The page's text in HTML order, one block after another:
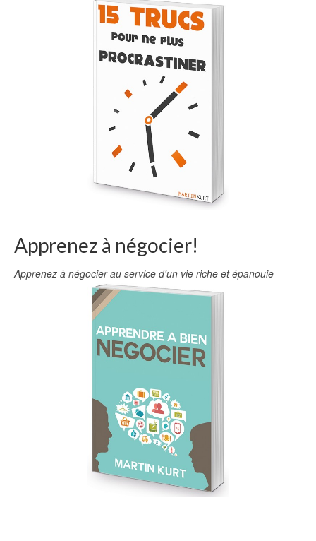
Apprenez à négocier!
Apprenez à négocier au service d'un vie riche et épanouie